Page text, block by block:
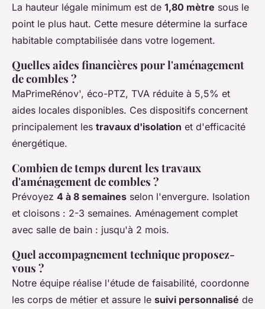
La hauteur légale minimum est de 1,80 mètre sous le
point le plus haut. Cette mesure détermine la surface
habitable comptabilisée dans votre logement.
Quelles aides financières pour l'aménagement
de combles ?
MaPrimeRénov', éco-PTZ, TVA réduite à 5,5% et
aides locales disponibles. Ces dispositifs concernent
principalement les travaux d'isolation et d'efficacité
énergétique.
Combien de temps durent les travaux
d'aménagement de combles ?
Prévoyez 4 à 8 semaines selon l'envergure. Isolation
et cloisons : 2-3 semaines. Aménagement complet
avec salle de bain : jusqu'à 2 mois.
Quel accompagnement technique proposez-
vous ?
Notre équipe réalise l'étude de faisabilité, coordonne
les corps de métier et assure le suivi personnalisé de